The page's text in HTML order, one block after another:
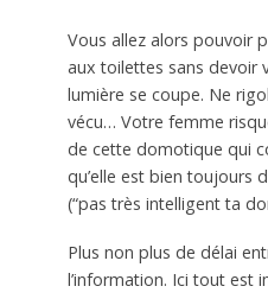
Vous allez alors pouvoir
aux toilettes sans devoir
lumière se coupe. Ne
vécu… Votre femme
de cette domotique qui
qu’elle est bien toujours
(“pas très intelligent ta
Plus non plus de délai
l’information. Ici tout est